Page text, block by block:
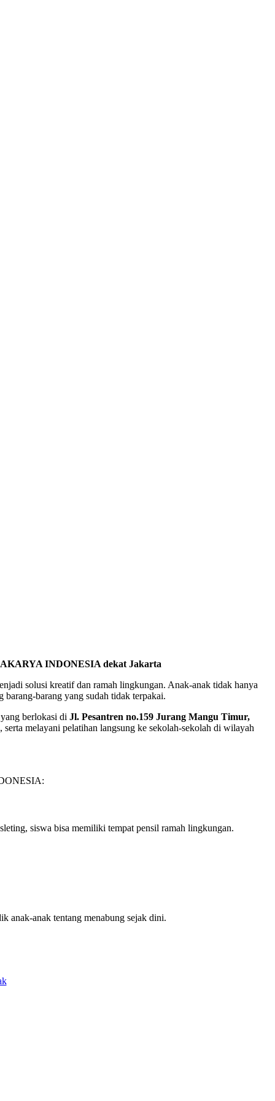
INDONESIA dekat Jakarta
solusi kreatif dan ramah lingkungan. Anak-anak tidak hanya
barang yang sudah tidak terpakai.
berlokasi di Jl. Pesantren no.159 Jurang Mangu Timur,
melayani pelatihan langsung ke sekolah-sekolah di wilayah
siswa bisa memiliki tempat pensil ramah lingkungan.
anak-anak tentang menabung sejak dini.